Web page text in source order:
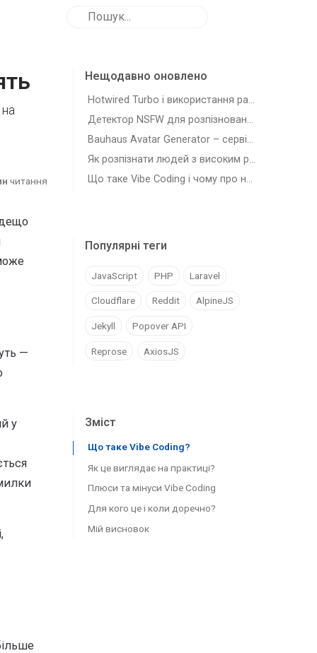
читання
—
у
Нещодавно оновлено
Hotwired Turbo і використання разом з Laravel
Детектор NSFW для розпізновання зображень з шкідливим для роботи контентом
Bauhaus Avatar Generator – сервіс для генерації автарів-плейсхолдерів
Як розпізнати людей з високим рівнем самостійності (agency)
Що таке Vibe Coding і чому про нього всі говорять
Популярні теги
JavaScript PHP Laravel
Cloudflare Reddit AlpineJS
Jekyll Popover API
Reprose AxiosJS
Зміст
Що таке Vibe Coding?
Як це виглядає на практиці?
Плюси та мінуси Vibe Coding
Плюси:
Мінуси:
Для кого це і коли доречно?
Мій висновок